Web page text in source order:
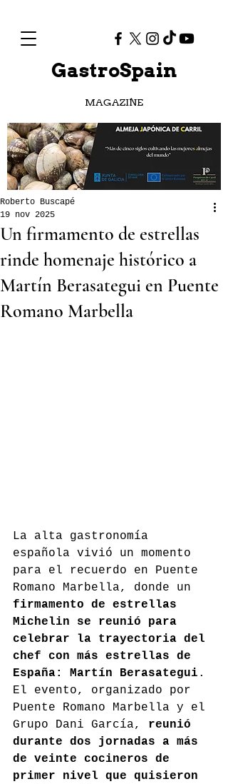
GastroSpain
MAGAZINE
Un firmamento de estrellas
rinde homenaje histórico a
Martín Berasategui en Puente
Romano Marbella
Roberto Buscapé
19 nov 2025
La alta gastronomía
española vivió un momento
para el recuerdo en Puente
Romano Marbella, donde un
firmamento de estrellas
Michelin se reunió para
celebrar la trayectoria del
chef con más estrellas de
España: Martín Berasategui .
El evento, organizado por
Puente Romano Marbella y el
Grupo Dani García, reunió
durante dos jornadas a más
de veinte cocineros de
primer nivel que quisieron